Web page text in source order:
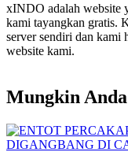
xINDO adalah website
kami tayangkan gratis.
server sendiri dan kami
website kami.
Mungkin